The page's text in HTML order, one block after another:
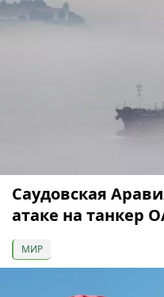
Саудовская
атаке на танкер
МИР